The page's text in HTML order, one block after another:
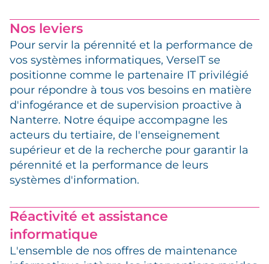
Nos leviers
Pour servir la pérennité et la performance de
vos systèmes informatiques, VerseIT se
positionne comme le partenaire IT privilégié
pour répondre à tous vos besoins en matière
d'infogérance et de supervision proactive à
Nanterre. Notre équipe accompagne les
acteurs du tertiaire, de l'enseignement
supérieur et de la recherche pour garantir la
pérennité et la performance de leurs
systèmes d'information.
Réactivité et assistance
informatique
L'ensemble de nos offres de maintenance